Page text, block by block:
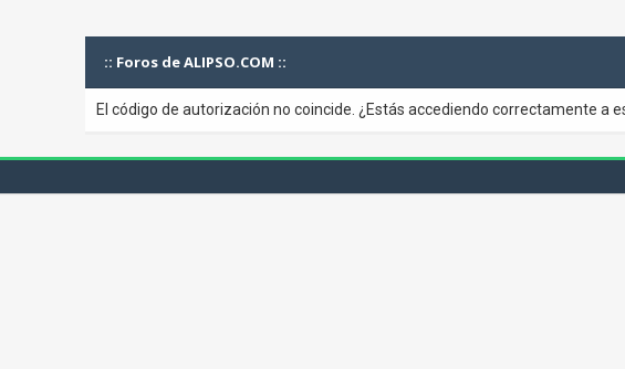
:: Foros de ALIPSO.COM ::
El código de autorización no coincide. ¿Estás accediendo correctamente a